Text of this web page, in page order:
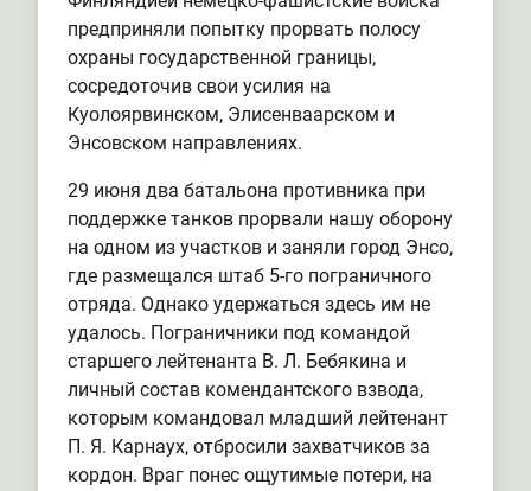
предприняли попытку прорвать полосу
охраны государственной границы,
сосредоточив свои усилия на
Куолоярвинском, Элисенваарском и
Энсовском направлениях.
29 июня два батальона противника при
поддержке танков прорвали нашу оборону
на одном из участков и заняли город Энсо,
где размещался штаб 5-го пограничного
отряда. Однако удержаться здесь им не
удалось. Пограничники под командой
старшего лейтенанта В. Л. Бебякина и
личный состав комендантского взвода,
которым командовал младший лейтенант
П. Я. Карнаух, отбросили захватчиков за
кордон. Враг понес ощутимые потери, на